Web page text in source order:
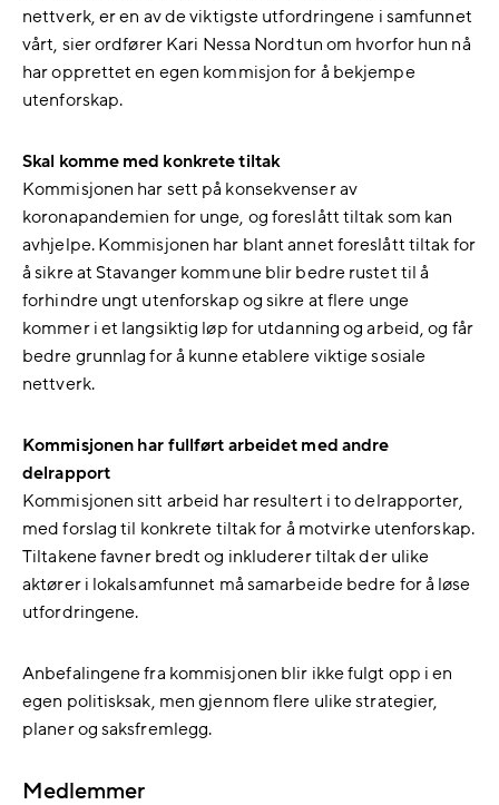
nettverk, er en av de viktigste utfordringene i samfunnet
vårt, sier ordfører Kari Nessa Nordtun om hvorfor hun nå
har opprettet en egen kommisjon for å bekjempe
utenforskap.
Skal komme med konkrete tiltak
Kommisjonen har sett på konsekvenser av
koronapandemien for unge, og foreslått tiltak som kan
avhjelpe. Kommisjonen har blant annet foreslått tiltak for
å sikre at Stavanger kommune blir bedre rustet til å
forhindre ungt utenforskap og sikre at flere unge
kommer i et langsiktig løp for utdanning og arbeid, og får
bedre grunnlag for å kunne etablere viktige sosiale
nettverk.
Kommisjonen har fullført arbeidet med andre
delrapport
Kommisjonen sitt arbeid har resultert i to delrapporter,
med forslag til konkrete tiltak for å motvirke utenforskap.
Tiltakene favner bredt og inkluderer tiltak der ulike
aktører i lokalsamfunnet må samarbeide bedre for å løse
utfordringene.
Anbefalingene fra kommisjonen blir ikke fulgt opp i en
egen politisksak, men gjennom flere ulike strategier,
planer og saksfremlegg.
Medlemmer